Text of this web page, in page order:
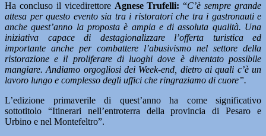
Ha concluso il vicedirettore Agnese Trufelli: “C’è sempre grande
attesa per questo evento sia tra i ristoratori che tra i gastronauti e
anche quest’anno la proposta è ampia e di assoluta qualità. Una
iniziativa capace di destagionalizzare l’offerta turistica ed
importante anche per combattere l’abusivismo nel settore della
ristorazione e il proliferare di luoghi dove è diventato possibile
mangiare. Andiamo orgogliosi dei Week-end, dietro ai quali c’è un
lavoro lungo e complesso degli uffici che ringraziamo di cuore”.
L’edizione primaverile di quest’anno ha come significativo
sottotitolo “Itinerari nell’entroterra della provincia di Pesaro e
Urbino e nel Montefeltro”.